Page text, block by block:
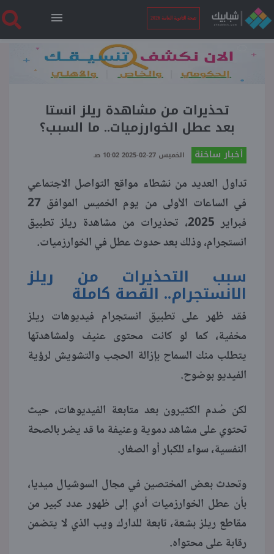
نتيجة الثانوية العامة 2026
الرئيسية
نتيجة الثانوية العامة 2026
فنجان قهوة
بوابة الطلبة
منوعات
تحذيرات من مشاهدة ريلز انستا
بعد عطل الخوارزميات.. ما السبب؟
أخبار ساخنة الخميس 27-02-2025 10:02 صـ
تداول العديد من نشطاء مواقع التواصل الاجتماعي
في الساعات الأولى من يوم الخميس الموافق 27
فبراير 2025، تحذيرات من مشاهدة ريلز تطبيق
انستجرام، وذلك بعد حدوث عطل في الخوارزميات.
سبب التحذيرات من ريلز
الانستجرام.. القصة كاملة
فقد ظهر على تطبيق انستجرام فيديوهات ريلز
مخفية، كما لو كانت محتوى عنيف ولمشاهدتها
يتطلب منك السماح بإزالة الحجب والتشويش لرؤية
الفيديو بوضوح.
لكن صُدم الكثيرون بعد متابعة الفيديوهات، حيث
تحتوي على مشاهد دموية وعنيفة ما قد يضر بالصحة
النفسية، سواء للكبار أو الصغار.
وتحدث بعض المختصين في مجال السوشيال ميديا،
بأن عطل الخوارزميات أدي إلى ظهور عدد كبير من
مقاطع ريلز بشعة، تابعة للدارك ويب الذي لا يتضمن
رقابة على محتواه.